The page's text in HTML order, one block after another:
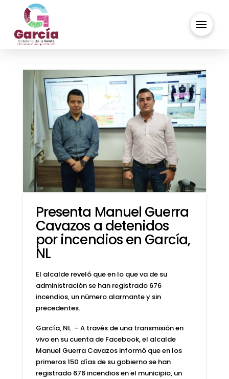
Presenta Manuel Guerra
Cavazos a detenidos
por incendios en García,
NL
El alcalde reveló que en lo que va de su
administración se han registrado 676
incendios, un número alarmante y sin
precedentes.
García, NL. – A través de una transmisión en
vivo en su cuenta de Facebook, el alcalde
Manuel Guerra Cavazos informó que en los
primeros 150 días de su gobierno se han
registrado 676 incendios en el municipio, un